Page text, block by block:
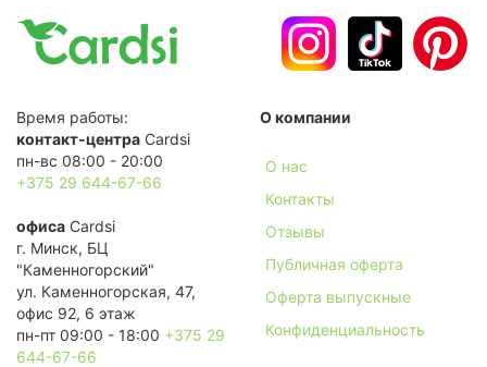
Время работы:
контакт-центра Cardsi
пн-вс 08:00 - 20:00
+375 29 644-67-66
офиса Cardsi
г. Минск, БЦ
"Каменногорский"
ул. Каменногорская, 47,
офис 92, 6 этаж
пн-пт 09:00 - 18:00 +375 29
644-67-66
О компании
О нас
Контакты
Отзывы
Публичная оферта
Оферта выпускные
Конфиденциальность